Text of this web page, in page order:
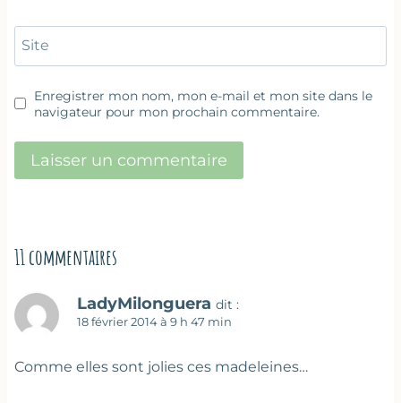
Site
Enregistrer mon nom, mon e-mail et mon site dans le
navigateur pour mon prochain commentaire.
11 commentaires
LadyMilonguera dit :
18 février 2014 à 9 h 47 min
Comme elles sont jolies ces madeleines…